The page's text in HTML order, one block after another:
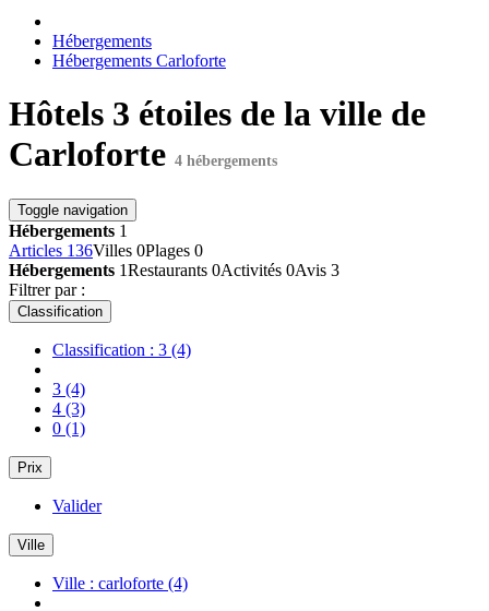
Hébergements
Hébergements Carloforte
Hôtels 3 étoiles de la ville de
Carloforte 4 hébergements
Toggle navigation
Hébergements 1
Articles 136Villes 0Plages 0
Hébergements 1Restaurants 0Activités 0Avis 3
Filtrer par :
Classification
Classification : 3 (4)
3 (4)
4 (3)
0 (1)
Prix
Valider
Ville
Ville : carloforte (4)